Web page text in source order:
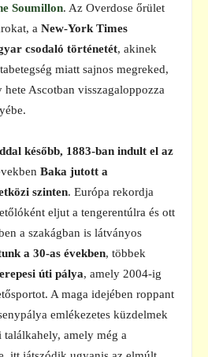
Soumillon. Az Overdose őrület
a New-York Times
csodaló történetét, akinek
miatt sajnos megreked,
hete Ascotban visszagaloppozza
később, 1883-ban indult el az
Baka jutott a
szinten. Európa rekordja
eljut a tengerentúlra és ott
a szakágban is látványos
a 30-as években, többek
úti pálya, amely 2004-ig
A maga idejében roppant
emlékezetes küzdelmek
találkahely, amely még a